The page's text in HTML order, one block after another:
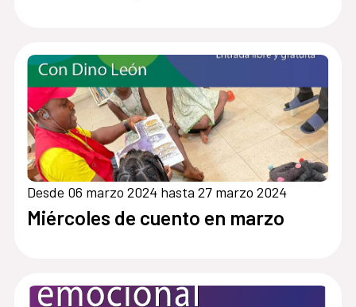
Desde 06 marzo 2024 hasta 27 marzo 2024
Miércoles de cuento en marzo